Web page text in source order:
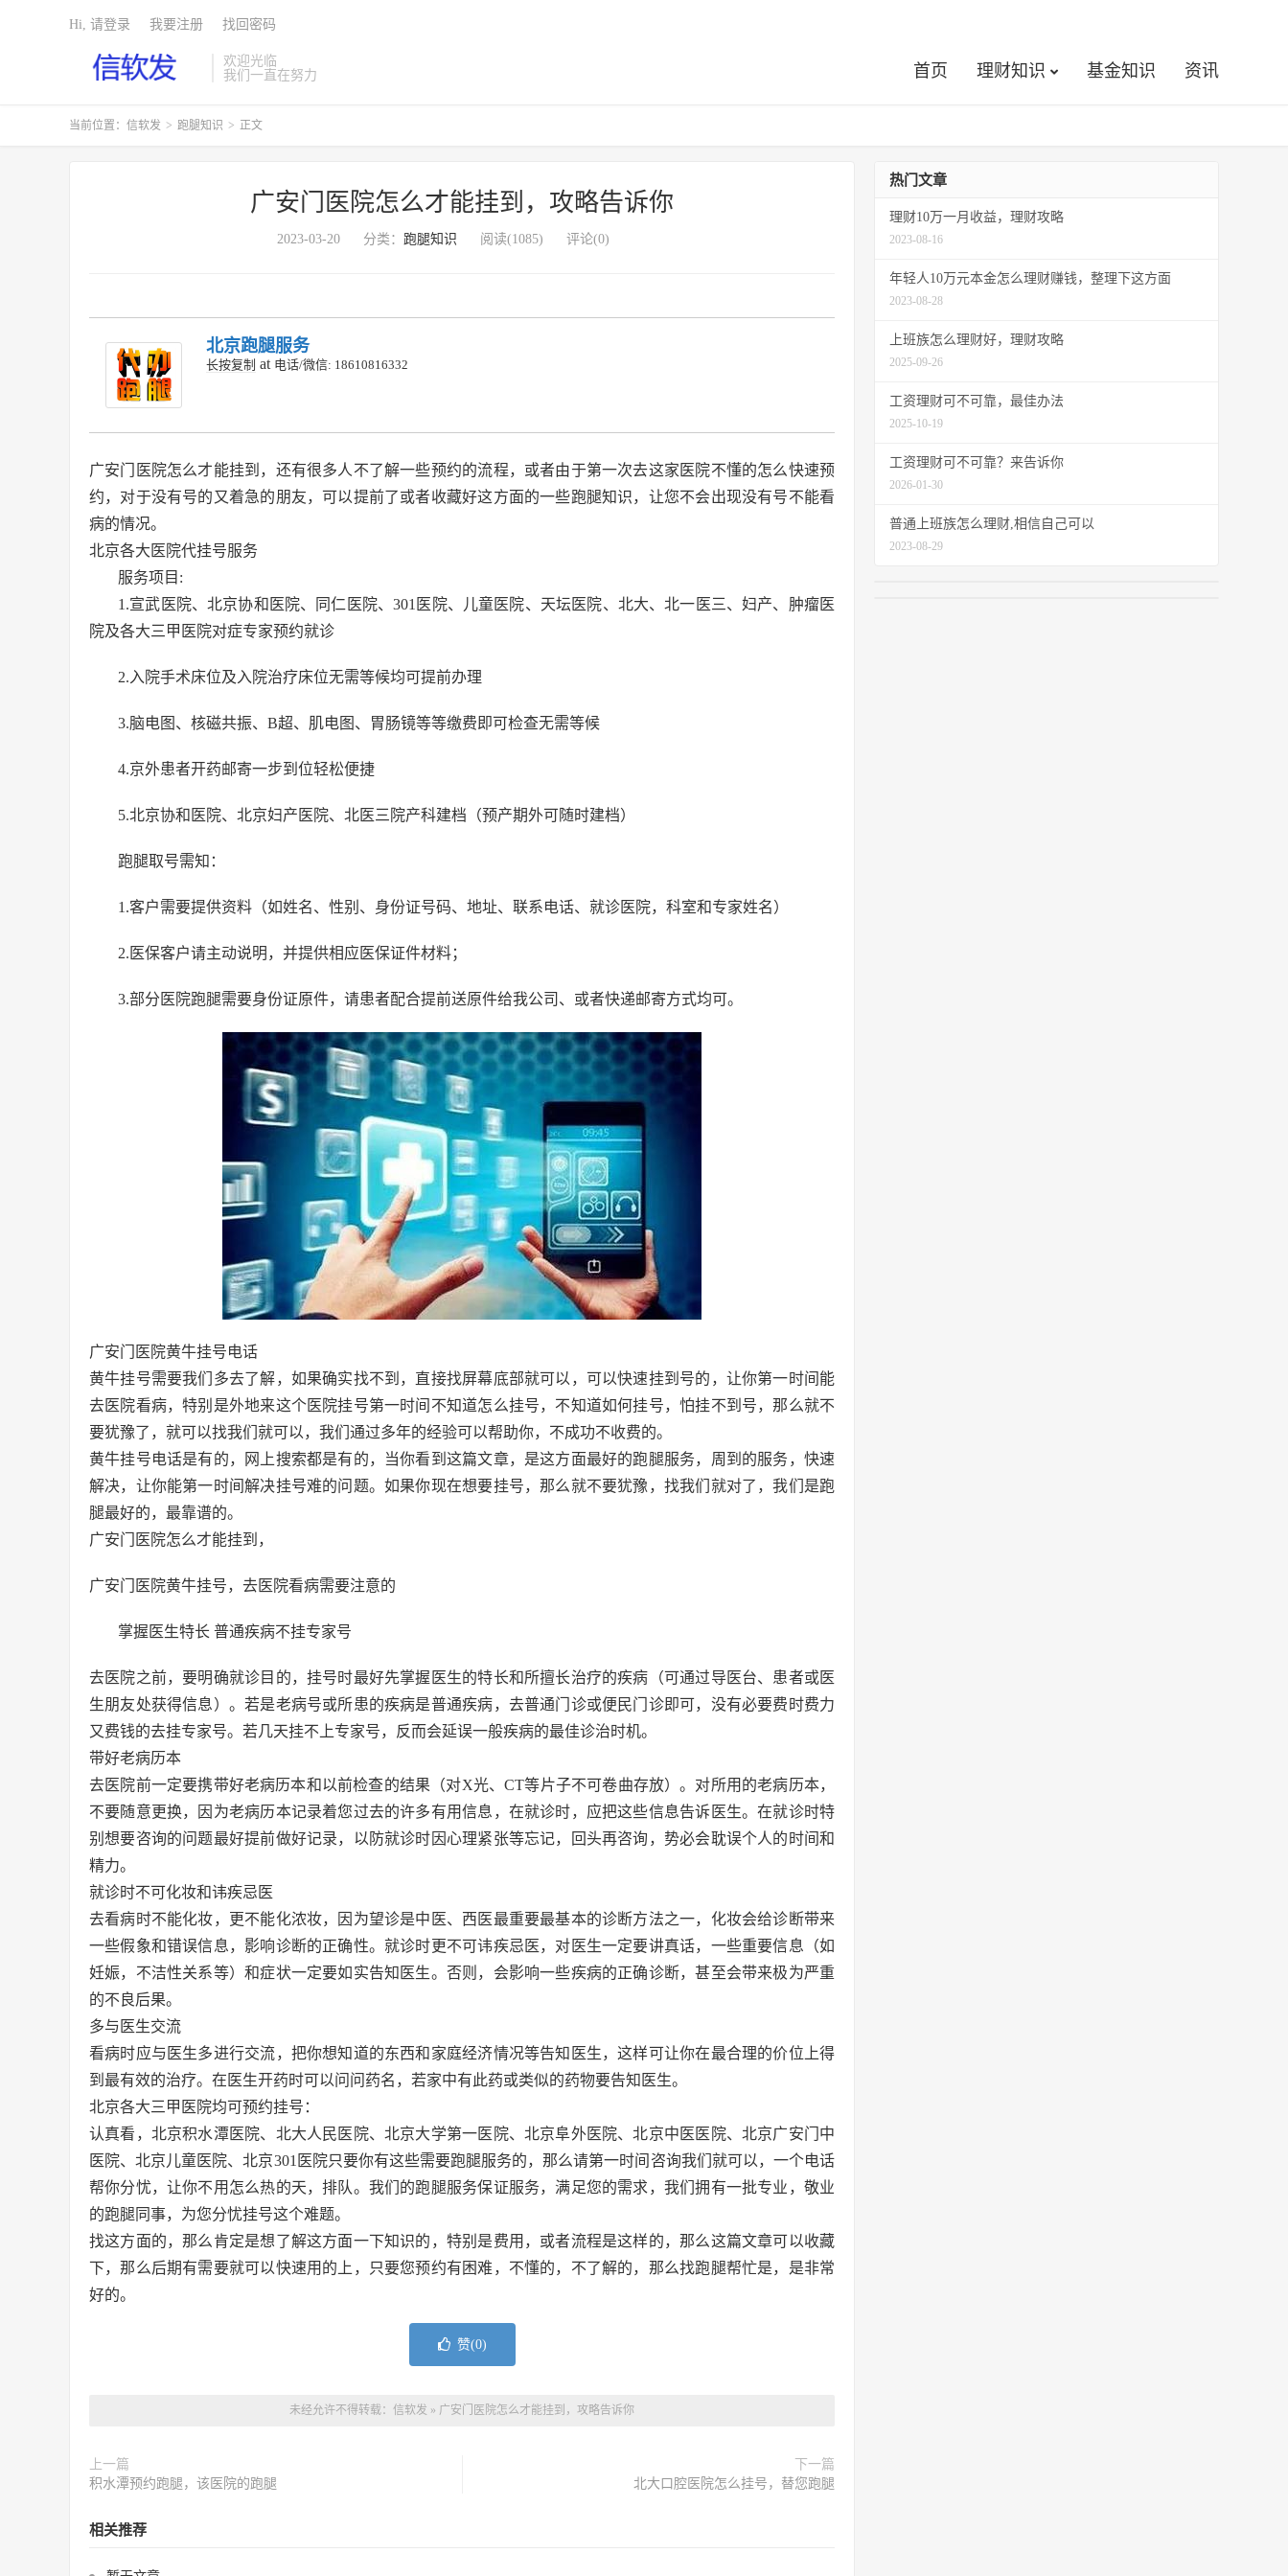
欢迎光临
我们一直在努力
首页 理财知识 基金知识 资讯
Hi, 请登录 我要注册 找回密码
当前位置： 信软发 > 跑腿知识 > 正文
广安门医院怎么才能挂到，攻略告诉你
2023-03-20 分类： 跑腿知识 阅读(1085) 评论(0)
北京跑腿服务
长按复制 at 电话/微信: 18610816332
广安门医院怎么才能挂到，还有很多人不了解一些预约的流程，或者由于第一次去这家医院不懂的怎么快速预
约，对于没有号的又着急的朋友，可以提前了或者收藏好这方面的一些跑腿知识，让您不会出现没有号不能看
病的情况。
北京各大医院代挂号服务
服务项目:
1.宣武医院、北京协和医院、同仁医院、301医院、儿童医院、天坛医院、北大、北一医三、妇产、肿瘤医
院及各大三甲医院对症专家预约就诊
2.入院手术床位及入院治疗床位无需等候均可提前办理
3.脑电图、核磁共振、B超、肌电图、胃肠镜等等缴费即可检查无需等候
4.京外患者开药邮寄一步到位轻松便捷
5.北京协和医院、北京妇产医院、北医三院产科建档（预产期外可随时建档）
跑腿取号需知：
1.客户需要提供资料（如姓名、性别、身份证号码、地址、联系电话、就诊医院，科室和专家姓名）
2.医保客户请主动说明，并提供相应医保证件材料；
3.部分医院跑腿需要身份证原件，请患者配合提前送原件给我公司、或者快递邮寄方式均可。
广安门医院黄牛挂号电话
黄牛挂号需要我们多去了解，如果确实找不到，直接找屏幕底部就可以，可以快速挂到号的，让你第一时间能
去医院看病，特别是外地来这个医院挂号第一时间不知道怎么挂号，不知道如何挂号，怕挂不到号，那么就不
要犹豫了，就可以找我们就可以，我们通过多年的经验可以帮助你，不成功不收费的。
黄牛挂号电话是有的，网上搜索都是有的，当你看到这篇文章，是这方面最好的跑腿服务，周到的服务，快速
解决，让你能第一时间解决挂号难的问题。如果你现在想要挂号，那么就不要犹豫，找我们就对了，我们是跑
腿最好的，最靠谱的。
广安门医院怎么才能挂到，
广安门医院黄牛挂号，去医院看病需要注意的
掌握医生特长 普通疾病不挂专家号
去医院之前，要明确就诊目的，挂号时最好先掌握医生的特长和所擅长治疗的疾病（可通过导医台、患者或医
生朋友处获得信息）。若是老病号或所患的疾病是普通疾病，去普通门诊或便民门诊即可，没有必要费时费力
又费钱的去挂专家号。若几天挂不上专家号，反而会延误一般疾病的最佳诊治时机。
带好老病历本
去医院前一定要携带好老病历本和以前检查的结果（对X光、CT等片子不可卷曲存放）。对所用的老病历本，
不要随意更换，因为老病历本记录着您过去的许多有用信息，在就诊时，应把这些信息告诉医生。在就诊时特
别想要咨询的问题最好提前做好记录，以防就诊时因心理紧张等忘记，回头再咨询，势必会耽误个人的时间和
精力。
就诊时不可化妆和讳疾忌医
去看病时不能化妆，更不能化浓妆，因为望诊是中医、西医最重要最基本的诊断方法之一，化妆会给诊断带来
一些假象和错误信息，影响诊断的正确性。就诊时更不可讳疾忌医，对医生一定要讲真话，一些重要信息（如
妊娠，不洁性关系等）和症状一定要如实告知医生。否则，会影响一些疾病的正确诊断，甚至会带来极为严重
的不良后果。
多与医生交流
看病时应与医生多进行交流，把你想知道的东西和家庭经济情况等告知医生，这样可让你在最合理的价位上得
到最有效的治疗。在医生开药时可以问问药名，若家中有此药或类似的药物要告知医生。
北京各大三甲医院均可预约挂号：
认真看，北京积水潭医院、北大人民医院、北京大学第一医院、北京阜外医院、北京中医医院、北京广安门中
医院、北京儿童医院、北京301医院只要你有这些需要跑腿服务的，那么请第一时间咨询我们就可以，一个电话
帮你分忧，让你不用怎么热的天，排队。我们的跑腿服务保证服务，满足您的需求，我们拥有一批专业，敬业
的跑腿同事，为您分忧挂号这个难题。
找这方面的，那么肯定是想了解这方面一下知识的，特别是费用，或者流程是这样的，那么这篇文章可以收藏
下，那么后期有需要就可以快速用的上，只要您预约有困难，不懂的，不了解的，那么找跑腿帮忙是，是非常
好的。
赞(0)
未经允许不得转载： 信软发 » 广安门医院怎么才能挂到，攻略告诉你
上一篇
积水潭预约跑腿，该医院的跑腿
下一篇
北大口腔医院怎么挂号，替您跑腿
相关推荐
热门文章
理财10万一月收益，理财攻略
2023-08-16
年轻人10万元本金怎么理财赚钱，整理下这方面
2023-08-28
上班族怎么理财好，理财攻略
2025-09-26
工资理财可不可靠，最佳办法
2025-10-19
工资理财可不可靠？来告诉你
2026-01-30
普通上班族怎么理财,相信自己可以
2023-08-29